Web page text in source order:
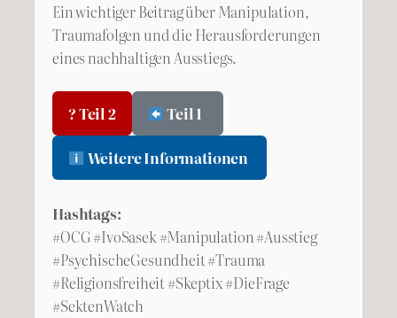
Ein wichtiger Beitrag über Manipulation,
Traumafolgen und die Herausforderungen
eines nachhaltigen Ausstiegs.
? Teil 2 Teil 1
Weitere Informationen
Hashtags:
#OCG #IvoSasek #Manipulation #Ausstieg
#PsychischeGesundheit #Trauma
#Religionsfreiheit #Skeptix #DieFrage
#SektenWatch